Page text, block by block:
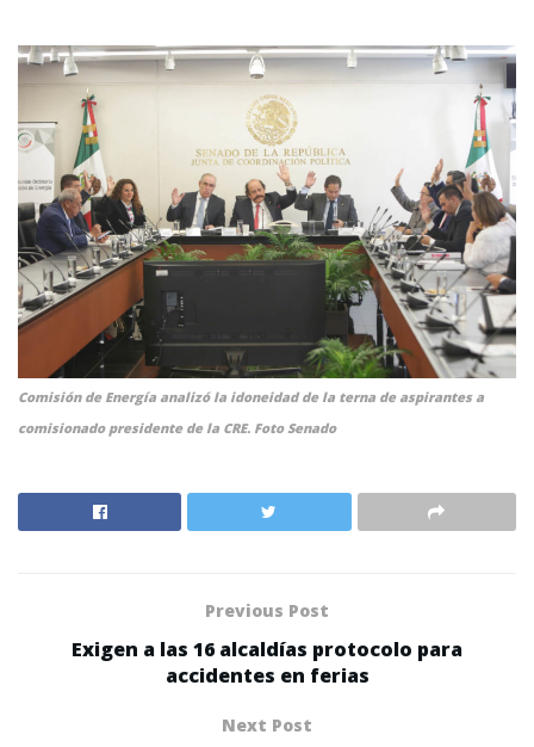
Comisión de Energía analizó la idoneidad de la terna de aspirantes a
comisionado presidente de la CRE. Foto Senado
Previous Post
Exigen a las 16 alcaldías protocolo para
accidentes en ferias
Next Post